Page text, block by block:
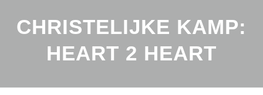
AANMELDEN GROEPSREIZEN KAMPEN
CHRISTELIJKE KAMP:
HEART 2 HEART